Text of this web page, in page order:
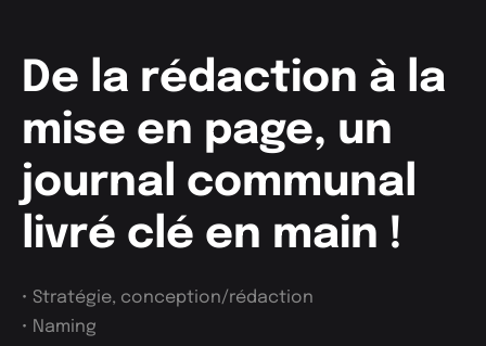
De la rédaction à la
mise en page, un
journal communal
livré clé en main !
• Stratégie, conception/rédaction
• Naming